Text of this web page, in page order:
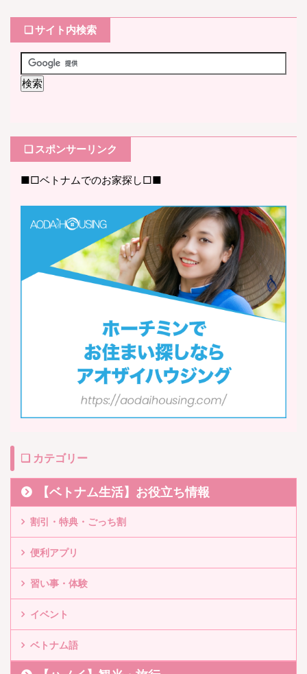
❏ サイト内検索
❏ スポンサーリンク
■□ベトナムでのお家探し□■
❏ カテゴリー
【ベトナム生活】お役立ち情報
割引・特典・ごっち割
便利アプリ
習い事・体験
イベント
ベトナム語